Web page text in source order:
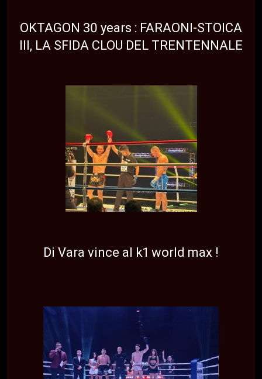
OKTAGON 30 years : FARAONI-STOICA
III, LA SFIDA CLOU DEL TRENTENNALE
Di Vara vince al k1 world max !